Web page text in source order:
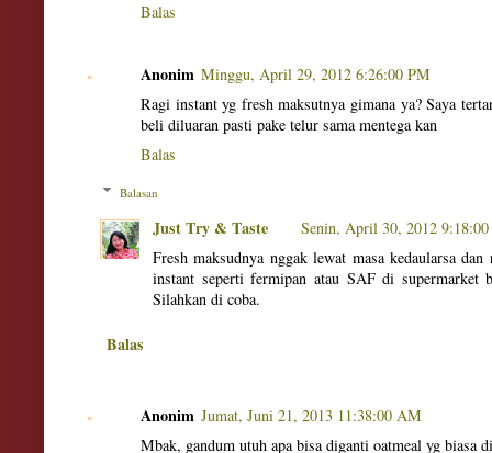
Balas
Anonim Minggu, April 29, 2012 6:26:00 PM
Ragi instant yg fresh maksutnya gimana ya? Saya
beli diluaran pasti pake telur sama mentega kan
Balas
Balasan
Just Try & Taste
Senin, April 30, 2012
Fresh maksudnya nggak lewat masa kedaularsa
instant seperti fermipan atau SAF di supermarket
Silahkan di coba.
Balas
Anonim Jumat, Juni 21, 2013 11:38:00 AM
Mbak, gandum utuh apa bisa diganti oatmeal yg biasa